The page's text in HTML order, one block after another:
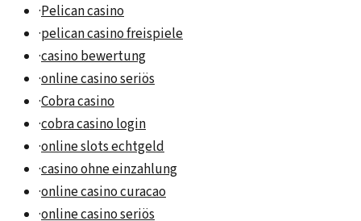
·Pelican casino
·pelican casino freispiele
·casino bewertung
·online casino seriös
·Cobra casino
·cobra casino login
·online slots echtgeld
·casino ohne einzahlung
·online casino curacao
·online casino seriös